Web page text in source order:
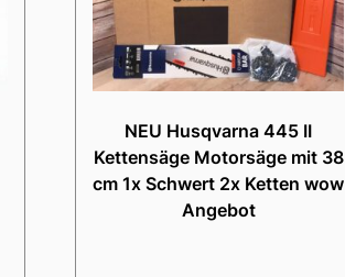
NEU Husqvarna 445 II
Kettensäge Motorsäge mit 38
cm 1x Schwert 2x Ketten wow
Angebot